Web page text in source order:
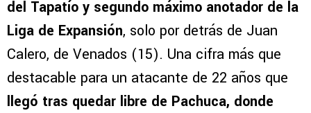
del Tapatío y segundo máximo anotador de la
Liga de Expansión, solo por detrás de Juan
Calero, de Venados (15). Una cifra más que
destacable para un atacante de 22 años que
llegó tras quedar libre de Pachuca, donde